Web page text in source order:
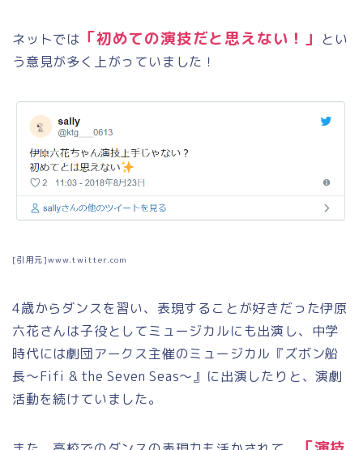
ネットでは 「初めての演技だと思えない！」 とい
う意見が多く上がっていました！
[引用元]www.twitter.com
4歳からダンスを習い、表現することが好きだった伊原
六花さんは子役としてミュージカルにも出演し、中学
時代には劇団アークス主催のミュージカル『ズボン船
長〜Fifi & the Seven Seas〜』に出演したりと、演劇
活動を続けていました。